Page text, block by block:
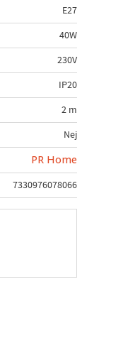
E27
40W
230V
IP20
2 m
Nej
PR Home
7330976078066